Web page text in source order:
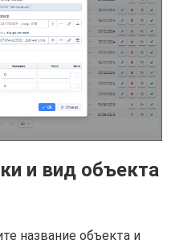
и вид объекта
название объекта и